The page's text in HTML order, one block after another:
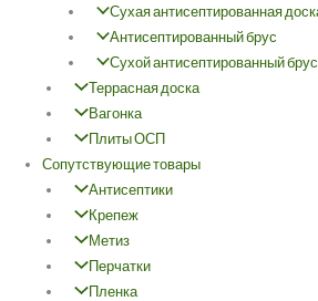
Сухая антисептированная
Антисептированный брус
Сухой антисептированный брус
Террасная доска
Вагонка
Плиты ОСП
Сопутствующие товары
Антисептики
Крепеж
Метиз
Перчатки
Пленка